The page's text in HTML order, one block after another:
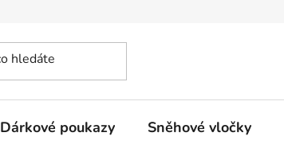
Dárkové poukazy Sněhové vločky